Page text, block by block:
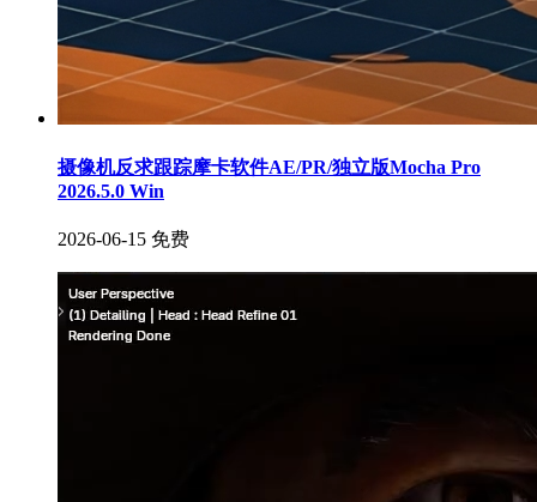
摄像机反求跟踪摩卡软件AE/PR/独立版Mocha Pro
2026.5.0 Win
2026-06-15 免费